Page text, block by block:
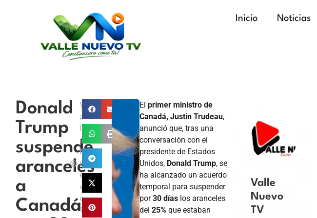
Inicio Noticias
Donald
Trump
suspende
aranceles
a
Canadá
V
a
e
N
u
e
v
o
T
Elprimer ministro de
Canadá, Justin Trudeau,
anunció que, tras una
conversación con el
presidente de Estados
Unidos, Donald Trump, se
ha alcanzado un acuerdo
temporal para suspender
por30 días los aranceles
del25% que estaban
Valle
Nuevo
TV